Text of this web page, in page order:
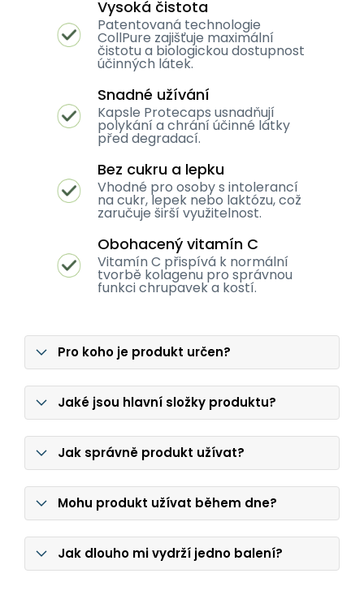
Vysoká čistota
Patentovaná technologie
CollPure zajišťuje maximální
čistotu a biologickou dostupnost
účinných látek.
Snadné užívání
Kapsle Protecaps usnadňují
polykání a chrání účinné látky
před degradací.
Bez cukru a lepku
Vhodné pro osoby s intolerancí
na cukr, lepek nebo laktózu, což
zaručuje širší využitelnost.
Obohacený vitamín C
Vitamín C přispívá k normální
tvorbě kolagenu pro správnou
funkci chrupavek a kostí.
Pro koho je produkt určen?
Jaké jsou hlavní složky produktu?
Jak správně produkt užívat?
Mohu produkt užívat během dne?
Jak dlouho mi vydrží jedno balení?